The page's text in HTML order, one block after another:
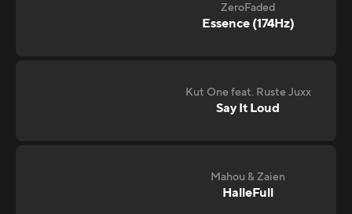
ZeroFaded
Essence (174Hz)
Kut One feat. Ruste Juxx
Say It Loud
Mahou & Zaien
HalleFull